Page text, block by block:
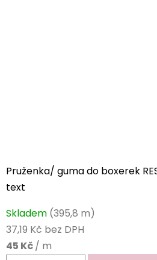
Pruženka/ guma do boxerek
text
hodnocení
produktu
je
Skladem (395,8 m)
37,19 Kč bez DPH
45 Kč/ m